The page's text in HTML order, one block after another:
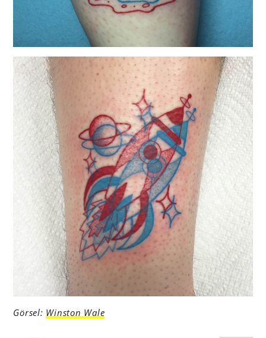
Görsel: Winston Wale